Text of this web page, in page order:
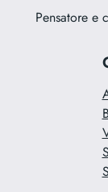
Pensatore e